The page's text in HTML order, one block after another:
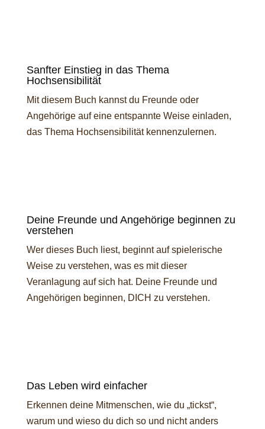
Sanfter Einstieg in das Thema
Hochsensibilität
Mit diesem Buch kannst du Freunde oder
Angehörige auf eine entspannte Weise einladen,
das Thema Hochsensibilität kennenzulernen.
Deine Freunde und Angehörige beginnen zu
verstehen
Wer dieses Buch liest, beginnt auf spielerische
Weise zu verstehen, was es mit dieser
Veranlagung auf sich hat. Deine Freunde und
Angehörigen beginnen, DICH zu verstehen.
Das Leben wird einfacher
Erkennen deine Mitmenschen, wie du „tickst“,
warum und wieso du dich so und nicht anders